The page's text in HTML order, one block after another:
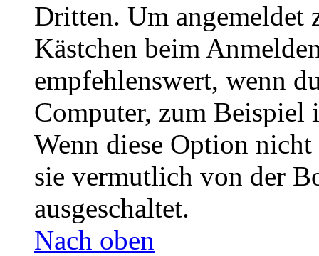
Dritten. Um angemeldet
Kästchen beim
empfehlenswert, wenn
Computer, zum Beispiel
Wenn diese Option
sie vermutlich von der
ausgeschaltet.
Nach oben